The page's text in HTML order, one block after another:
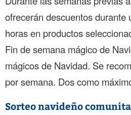
ofrecerán descuentos durante
horas en productos
Fin de semana mágico de
mágicos de Navidad. Se
por semana. Dos como
Sorteo navideño